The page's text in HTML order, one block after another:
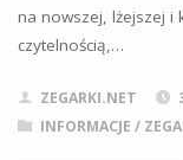
200
na nowszej, lżejszej i
czytelnością,…
ZEGARKI.NET
INFORMACJE /